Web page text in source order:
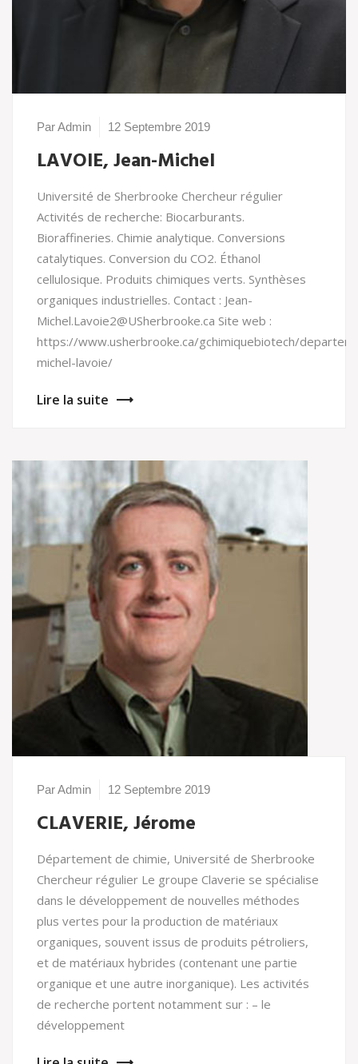
Par Admin 12 Septembre 2019
LAVOIE, Jean-Michel
Université de Sherbrooke Chercheur régulier
Activités de recherche: Biocarburants.
Bioraffineries. Chimie analytique. Conversions
catalytiques. Conversion du CO2. Éthanol
cellulosique. Produits chimiques verts. Synthèses
organiques industrielles. Contact : Jean-
Michel.Lavoie2@USherbrooke.ca Site web :
https://www.usherbrooke.ca/gchimiquebiotech/
michel-lavoie/
Lire la suite
Par Admin 12 Septembre 2019
CLAVERIE, Jérome
Département de chimie, Université de Sherbrooke
Chercheur régulier Le groupe Claverie se spécialise
dans le développement de nouvelles méthodes
plus vertes pour la production de matériaux
organiques, souvent issus de produits pétroliers,
et de matériaux hybrides (contenant une partie
organique et une autre inorganique). Les activités
de recherche portent notamment sur : – le
développement